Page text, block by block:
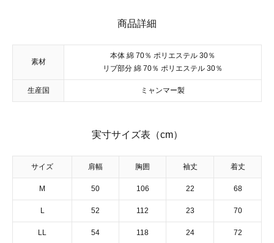
商品詳細
素材
本体 綿 70％ ポリエステル 30％
リブ部分 綿 70％ ポリエステル 30％
生産国 ミャンマー製
実寸サイズ表（cm）
サイズ 肩幅 胸囲 袖丈 着丈
M 50 106 22 68
L 52 112 23 70
LL 54 118 24 72